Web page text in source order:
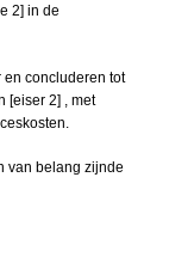
2] in de
concluderen tot
[eiser 2] , met
van belang zijnde